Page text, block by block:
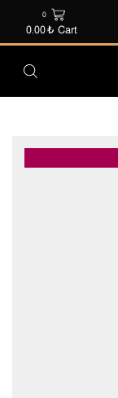
0
Cart
0.00₺